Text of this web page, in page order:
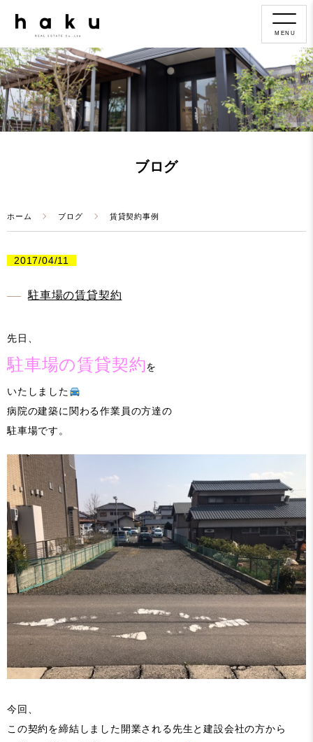
MENU
ブログ
ホーム ブログ 賃貸契約事例
2017/04/11
駐車場の賃貸契約
先日、
駐車場の賃貸契約を
いたしました
病院の建築に関わる作業員の方達の
駐車場です。
今回、
この契約を締結しました開業される先生と建設会社の方から